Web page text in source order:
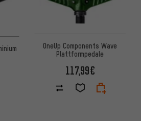
5 basierend auf 49 Bewertungen
OneUp Components Wave
Plattformpedale
117,99€